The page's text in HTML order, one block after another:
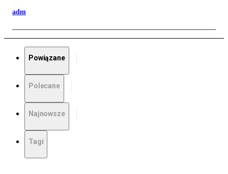
adm
Powiązane
Polecane
Najnowsze
Tagi